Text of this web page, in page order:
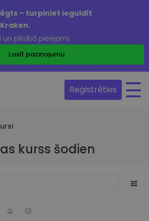
– turpiniet ieguldīt
un pilnībā pieejami.
Lasīt paziņojumu
Reģistrēties
kurss šodien